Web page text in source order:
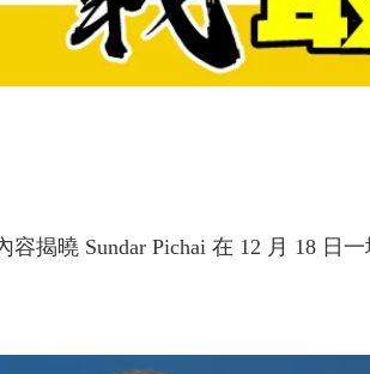
揭曉 Sundar Pichai 在 12 月 18 日